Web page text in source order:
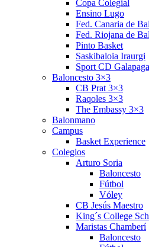
Copa Colegial
Ensino Lugo
Fed. Canaria de
Fed. Riojana de
Pinto Basket
Saskibaloia Iraurgi
Sport CD
Baloncesto 3×3
CB Prat 3×3
Raqoles 3×3
The Embassy 3×3
Balonmano
Campus
Basket Experience
Colegios
Arturo Soria
Baloncesto
Fútbol
Vóley
CB Jesús Maestro
King´s College
Maristas Chamberí
Baloncesto